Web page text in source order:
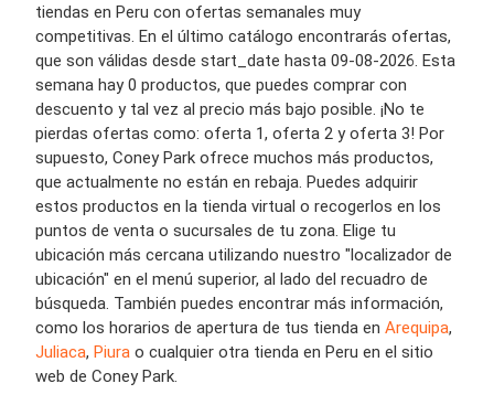
tiendas en Peru con ofertas semanales muy
competitivas. En el último catálogo encontrarás ofertas,
que son válidas desde start_date hasta 09-08-2026. Esta
semana hay 0 productos, que puedes comprar con
descuento y tal vez al precio más bajo posible. ¡No te
pierdas ofertas como: oferta 1, oferta 2 y oferta 3! Por
supuesto, Coney Park ofrece muchos más productos,
que actualmente no están en rebaja. Puedes adquirir
estos productos en la tienda virtual o recogerlos en los
puntos de venta o sucursales de tu zona. Elige tu
ubicación más cercana utilizando nuestro "localizador de
ubicación" en el menú superior, al lado del recuadro de
búsqueda. También puedes encontrar más información,
como los horarios de apertura de tus tienda en Arequipa,
Juliaca, Piura o cualquier otra tienda en Peru en el sitio
web de Coney Park.